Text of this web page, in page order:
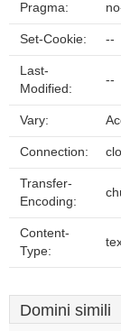
Pragma:
Set-Cookie: --
Last-
Modified:
--
Vary:
Connection:
Transfer-
Encoding:
Content-
Type:
Domini simili